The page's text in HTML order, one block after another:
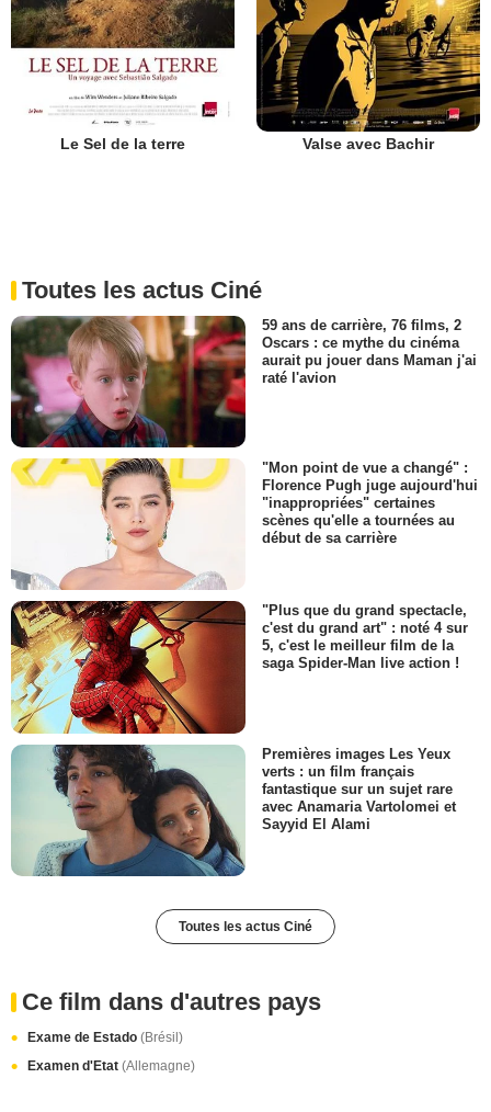
Le Sel de la terre Valse avec Bachir
Toutes les actus Ciné
59 ans de carrière, 76 films, 2
Oscars : ce mythe du cinéma
aurait pu jouer dans Maman j'ai
raté l'avion
"Mon point de vue a changé" :
Florence Pugh juge aujourd'hui
"inappropriées" certaines
scènes qu'elle a tournées au
début de sa carrière
"Plus que du grand spectacle,
c'est du grand art" : noté 4 sur
5, c'est le meilleur film de la
saga Spider-Man live action !
Premières images Les Yeux
verts : un film français
fantastique sur un sujet rare
avec Anamaria Vartolomei et
Sayyid El Alami
Toutes les actus Ciné
Ce film dans d'autres pays
Exame de Estado (Brésil)
Examen d'Etat (Allemagne)